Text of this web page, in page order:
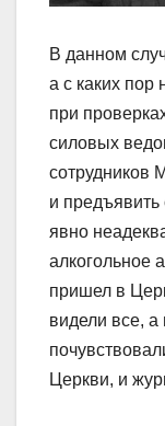
В данном
а с каких пор
при
силовых
сотрудников
и предъявить
явно
алкогольное
пришел в
видели все, а
Церкви, и